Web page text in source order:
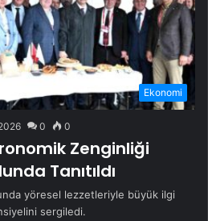
Ekonomi
0 0
Zenginliği
Tanıtıldı
yöresel lezzetleriyle büyük ilgi
sergiledi.